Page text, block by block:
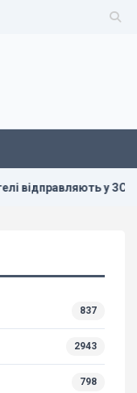
у ЗСУ добровольців,
837
2943
798